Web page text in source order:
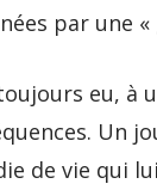
par une
eu, à
Un
de vie qui